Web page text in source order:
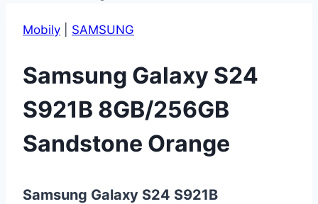
Mobily SAMSUNG
Samsung Galaxy S24
S921B 8GB/256GB
Sandstone Orange
Samsung Galaxy S24 S921B